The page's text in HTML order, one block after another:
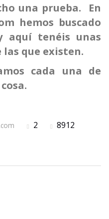
una prueba. En
hemos buscado
aquí tenéis unas
que existen.
cada una de
2 8912